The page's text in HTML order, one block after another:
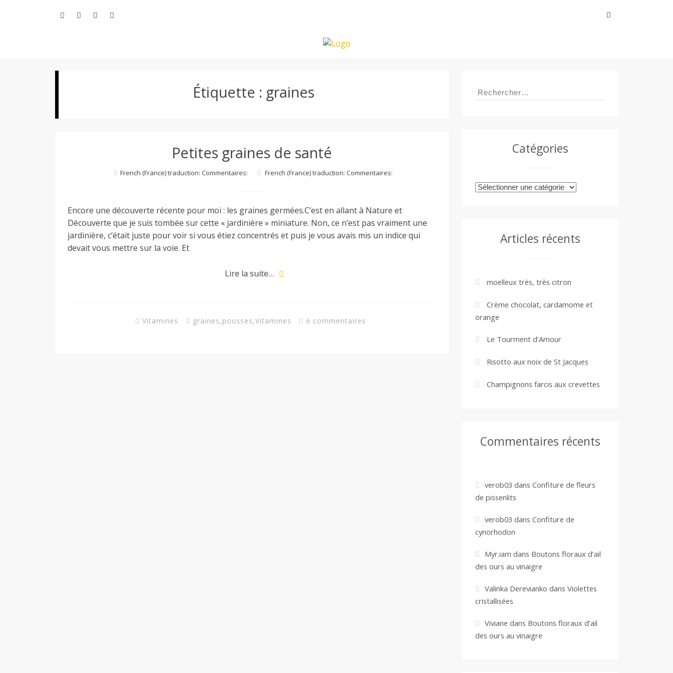
n
d
Étiquette : graines
Petites graines de santé
French (France) traduction: Commentaires: French (France) traduction: Commentaires:
Encore une découverte récente pour moi : les graines germées.C’est en allant à Nature et
Découverte que je suis tombée sur cette « jardinière » miniature. Non, ce n’est pas vraiment une
jardinière, c’était juste pour voir si vous étiez concentrés et puis je vous avais mis un indice qui
devait vous mettre sur la voie. Et
Lire la suite…
Vitamines graines,pousses,Vitamines 6 commentaires
Rechercher :
Catégories
Catégories
Articles récents
moelleux très, très citron
Crème chocolat, cardamome et
orange
Le Tourment d’Amour
Risotto aux noix de St Jacques
Champignons farcis aux crevettes
Commentaires récents
verob03 dans Confiture de fleurs
de pissenlits
verob03 dans Confiture de
cynorhodon
Myr.iam dans Boutons floraux d’ail
des ours au vinaigre
Valinka Derevianko dans Violettes
cristallisées
Viviane dans Boutons floraux d’ail
des ours au vinaigre